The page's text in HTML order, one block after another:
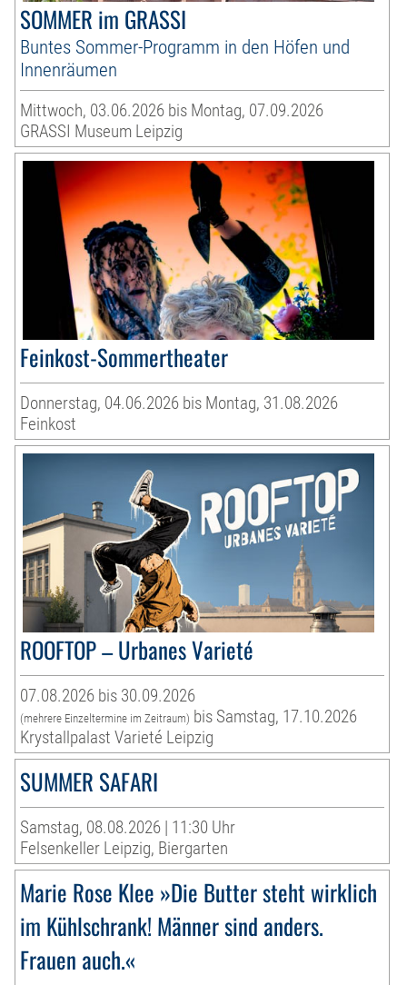
SOMMER im GRASSI
Buntes Sommer-Programm in den Höfen und
Innenräumen
Mittwoch, 03.06.2026 bis Montag, 07.09.2026
GRASSI Museum Leipzig
Feinkost-Sommertheater
Donnerstag, 04.06.2026 bis Montag, 31.08.2026
Feinkost
ROOFTOP – Urbanes Varieté
07.08.2026 bis 30.09.2026
(mehrere Einzeltermine im Zeitraum) bis Samstag, 17.10.2026
Krystallpalast Varieté Leipzig
SUMMER SAFARI
Samstag, 08.08.2026 | 11:30 Uhr
Felsenkeller Leipzig, Biergarten
Marie Rose Klee »Die Butter steht wirklich
im Kühlschrank! Männer sind anders.
Frauen auch.«